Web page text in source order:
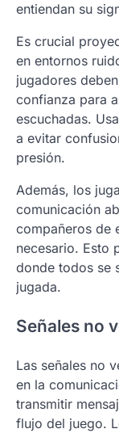
entiendan su
Es crucial
en entornos
jugadores
confianza para
escuchadas.
a evitar
presión.
Además, los
comunicación
compañeros de
necesario. Esto
donde todos se
jugada.
Señales no
Las señales no
en la
transmitir
flujo del juego.